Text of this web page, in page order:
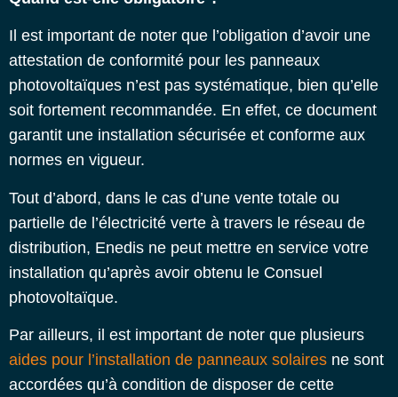
Il est important de noter que l’obligation d’avoir une
attestation de conformité pour les panneaux
photovoltaïques n’est pas systématique, bien qu’elle
soit fortement recommandée. En effet, ce document
garantit une installation sécurisée et conforme aux
normes en vigueur.
Tout d’abord, dans le cas d’une vente totale ou
partielle de l’électricité verte à travers le réseau de
distribution, Enedis ne peut mettre en service votre
installation qu’après avoir obtenu le Consuel
photovoltaïque.
Par ailleurs, il est important de noter que plusieurs
aides pour l’installation de panneaux solaires ne sont
accordées qu’à condition de disposer de cette